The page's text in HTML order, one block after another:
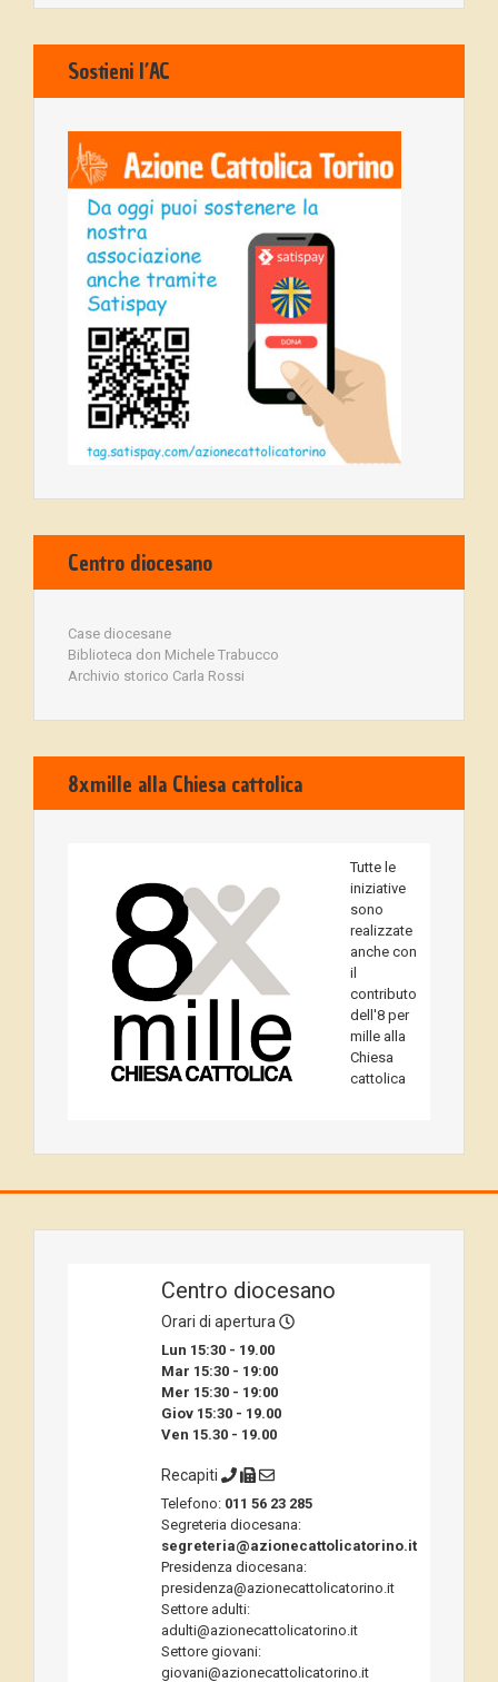
Sostieni l’AC
Centro diocesano
Case diocesane
Biblioteca don Michele Trabucco
Archivio storico Carla Rossi
8xmille alla Chiesa cattolica
Tutte le
iniziative
sono
realizzate
anche con
il
contributo
dell'8 per
mille alla
Chiesa
cattolica
Centro diocesano
Orari di apertura
Lun 15:30 - 19.00
Mar 15:30 - 19:00
Mer 15:30 - 19:00
Giov 15:30 - 19.00
Ven 15.30 - 19.00
Recapiti
Telefono: 011 56 23 285
Segreteria diocesana:
segreteria@azionecattolicatorino.it
Presidenza diocesana:
presidenza@azionecattolicatorino.it
Settore adulti:
adulti@azionecattolicatorino.it
Settore giovani:
giovani@azionecattolicatorino.it